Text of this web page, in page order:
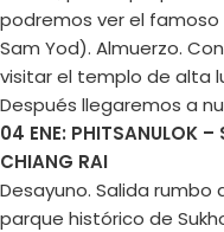
podremos ver el
Sam Yod). Almuerzo.
visitar el templo de alta
Después llegaremos a
04 ENE: PHITSANULOK
CHIANG RAI
Desayuno. Salida rumbo
parque histórico de